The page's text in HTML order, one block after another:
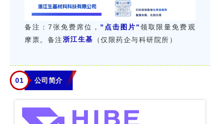
备注：7张免费席位， "点击图片"领取限量免费观
摩票。备注 浙江生基 （仅限药企与科研院所）
01 公司简介